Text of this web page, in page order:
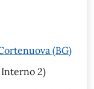
(BG)
2)